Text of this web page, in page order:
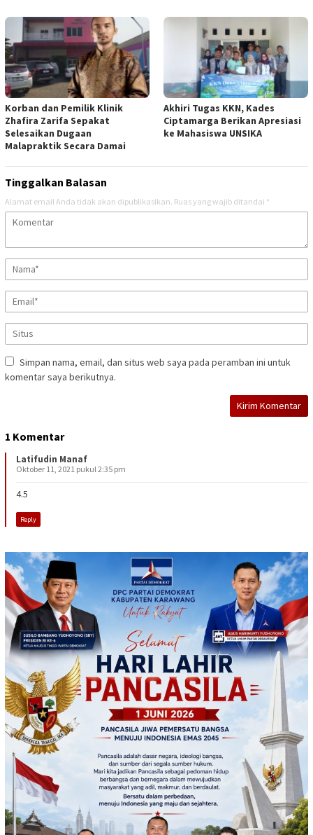
Korban dan Pemilik Klinik
Zhafira Zarifa Sepakat
Selesaikan Dugaan
Malapraktik Secara Damai
Akhiri Tugas KKN, Kades
Ciptamarga Berikan Apresiasi
ke Mahasiswa UNSIKA
Tinggalkan Balasan
Alamat email Anda tidak akan dipublikasikan. Ruas yang wajib ditandai *
Simpan nama, email, dan situs web saya pada peramban ini untuk
komentar saya berikutnya.
1 Komentar
Latifudin Manaf
Oktober 11, 2021 pukul 2:35 pm
4.5
Reply